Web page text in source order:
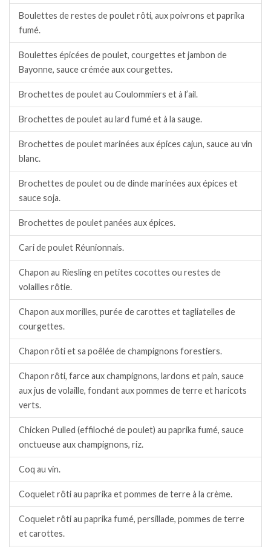
Boulettes de restes de poulet rôti, aux poivrons et paprika
fumé.
Boulettes épicées de poulet, courgettes et jambon de
Bayonne, sauce crémée aux courgettes.
Brochettes de poulet au Coulommiers et à l’ail.
Brochettes de poulet au lard fumé et à la sauge.
Brochettes de poulet marinées aux épices cajun, sauce au vin
blanc.
Brochettes de poulet ou de dinde marinées aux épices et
sauce soja.
Brochettes de poulet panées aux épices.
Cari de poulet Réunionnais.
Chapon au Riesling en petites cocottes ou restes de
volailles rôtie.
Chapon aux morilles, purée de carottes et tagliatelles de
courgettes.
Chapon rôti et sa poêlée de champignons forestiers.
Chapon rôti, farce aux champignons, lardons et pain, sauce
aux jus de volaille, fondant aux pommes de terre et haricots
verts.
Chicken Pulled (effiloché de poulet) au paprika fumé, sauce
onctueuse aux champignons, riz.
Coq au vin.
Coquelet rôti au paprika et pommes de terre à la crème.
Coquelet rôti au paprika fumé, persillade, pommes de terre
et carottes.